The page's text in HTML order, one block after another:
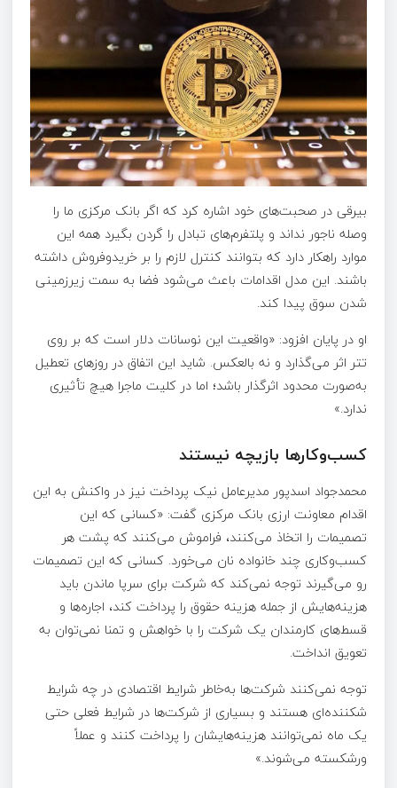
بیرقی در صحبت‌های خود اشاره کرد که اگر بانک مرکزی ما را
وصله ناجور نداند و پلتفرم‌های تبادل را گردن بگیرد همه این
موارد راهکار دارد که بتوانند کنترل لازم را بر خریدوفروش داشته
باشند. این مدل اقدامات باعث می‌شود فضا به سمت زیرزمینی
شدن سوق پیدا کند.
او در پایان افزود: «واقعیت این نوسانات دلار است که بر روی
تتر اثر می‌گذارد و نه بالعکس. شاید این اتفاق در روز‌های تعطیل
به‌صورت محدود اثرگذار باشد؛ اما در کلیت ماجرا هیچ تأثیری
ندارد.»
کسب‌وکار‌ها بازیچه نیستند
محمدجواد اسدپور مدیرعامل نیک پرداخت نیز در واکنش به این
اقدام معاونت ارزی بانک مرکزی گفت: «کسانی که این
تصمیمات را اتخاذ می‌کنند، فراموش می‌کنند که پشت هر
کسب‌وکاری چند خانواده نان می‌خورد. کسانی که این تصمیمات
رو می‌گیرند توجه نمی‌کند که شرکت برای سرپا ماندن باید
هزینه‌هایش از جمله هزینه حقوق را پرداخت کند، اجاره‌ها و
قسط‌های کارمندان یک شرکت را با خواهش و تمنا نمی‌توان به
تعویق انداخت.
توجه نمی‌کنند شرکت‌ها به‌خاطر شرایط اقتصادی در چه شرایط
شکننده‌ای هستند و بسیاری از شرکت‌ها در شرایط فعلی حتی
یک ماه نمی‌توانند هزینه‌هایشان را پرداخت کنند و عملاً
ورشکسته می‌شوند.»